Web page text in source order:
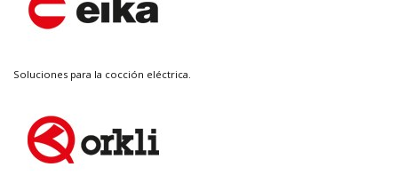
Soluciones para la cocción eléctrica.